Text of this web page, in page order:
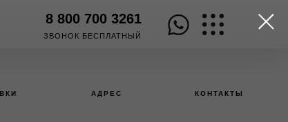
8 800 700 3261
ЗВОНОК БЕСПЛАТНЫЙ
АДРЕС КОНТАКТЫ